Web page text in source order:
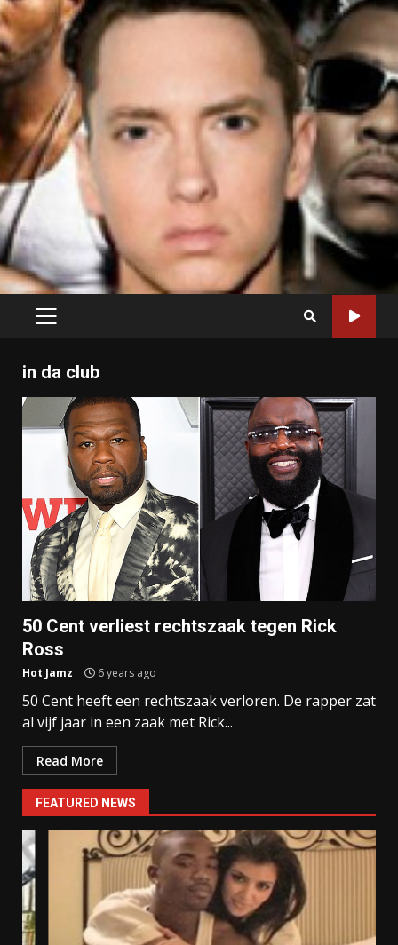
PRIMARY
in da club
50 Cent verliest rechtszaak tegen Rick
Ross
Hot Jamz 6 years ago
50 Cent heeft een rechtszaak verloren. De rapper zat
al vijf jaar in een zaak met Rick...
Read More
FEATURED NEWS